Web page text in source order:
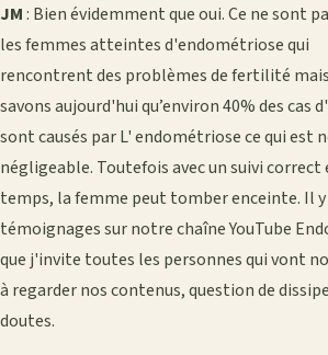
JM : Bien évidemment que oui. Ce ne sont
les femmes atteintes d'endométriose qui
rencontrent des problèmes de fertilité
savons aujourd'hui qu’environ 40% des cas
sont causés par L' endométriose ce qui est
négligeable. Toutefois avec un suivi correct
temps, la femme peut tomber enceinte. Il y
témoignages sur notre chaîne YouTube
que j'invite toutes les personnes qui vont
à regarder nos contenus, question de
doutes.